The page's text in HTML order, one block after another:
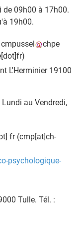
de 09h00 à 17h00.
19h00.
cmpussel
chpe
L'Herminier 19100
au Vendredi,
fr(cmp[at]ch-
psychologique-
Tulle. Tél. :